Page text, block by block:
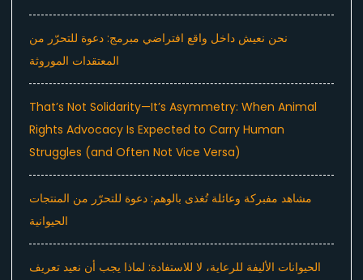
نحن نعيش داخل واقع افتراضي مبرمج: دعوة للتحرّر من
المعتقدات الموروثة
That’s Not Solidarity—It’s Asymmetry: When Animal
Rights Advocacy Is Expected to Carry Human
Struggles (and Often Not Vice Versa)
مشاهد مفبركة وعائلة تُغذى بالوهم: دعوة للتحرّر من المنتجات
الحيوانية
الحيوانات الأليفة للرعاية، لا للاستفادة: لماذا يجب أن نعيد تعريف